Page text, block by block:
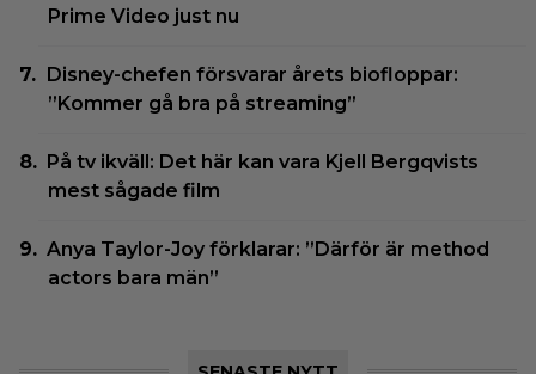
Prime Video just nu
Disney-chefen försvarar årets biofloppar:
”Kommer gå bra på streaming”
På tv ikväll: Det här kan vara Kjell Bergqvists
mest sågade film
Anya Taylor-Joy förklarar: ”Därför är method
actors bara män”